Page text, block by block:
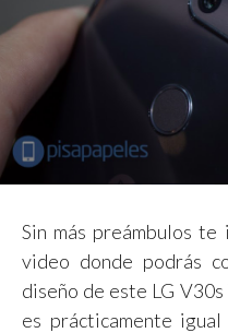
Sin más preámbulos
video donde podrás
diseño de este LG
es prácticamente